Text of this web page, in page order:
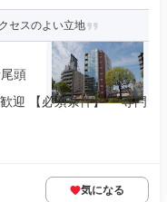
セスのよい立地
頭
迎 【必須条件】 ・専門
気になる